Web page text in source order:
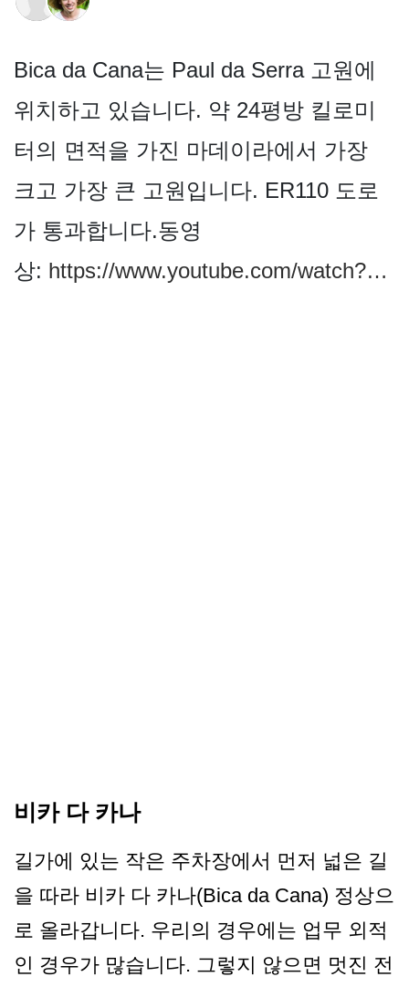
Bica da Cana는 Paul da Serra 고원에
위치하고 있습니다. 약 24평방 킬로미
터의 면적을 가진 마데이라에서 가장
크고 가장 큰 고원입니다. ER110 도로
가 통과합니다.동영
상: https://www.youtube.com/watch?…
비카 다 카나
길가에 있는 작은 주차장에서 먼저 넓은 길
을 따라 비카 다 카나(Bica da Cana) 정상으
로 올라갑니다. 우리의 경우에는 업무 외적
인 경우가 많습니다. 그렇지 않으면 멋진 전